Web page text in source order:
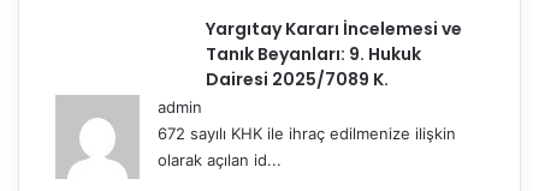
Yargıtay Kararı İncelemesi ve
Tanık Beyanları: 9. Hukuk
Dairesi 2025/7089 K.
admin
672 sayılı KHK ile ihraç edilmenize ilişkin
olarak açılan id...